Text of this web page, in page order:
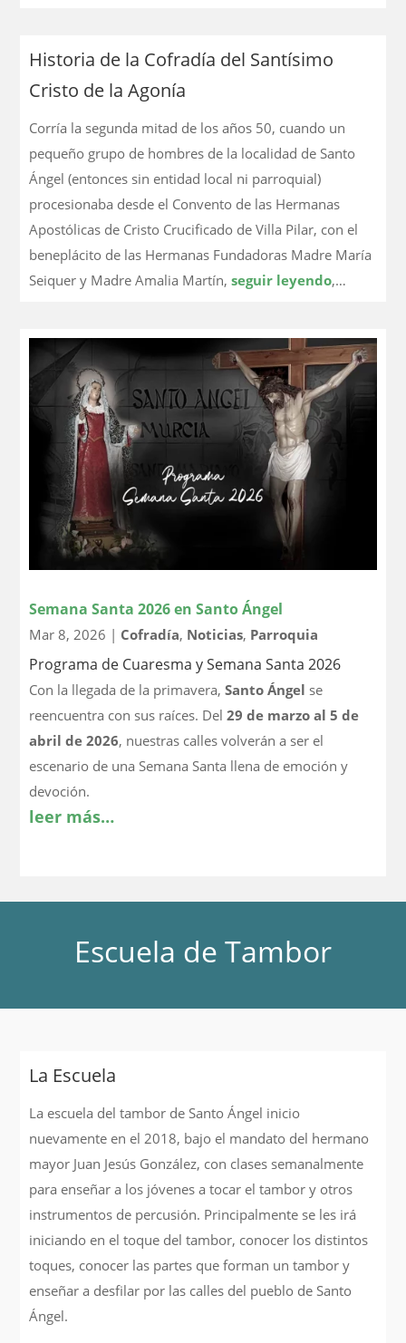
Historia de la Cofradía del Santísimo
Cristo de la Agonía
Corría la segunda mitad de los años 50, cuando un
pequeño grupo de hombres de la localidad de Santo
Ángel (entonces sin entidad local ni parroquial)
procesionaba desde el Convento de las Hermanas
Apostólicas de Cristo Crucificado de Villa Pilar, con el
beneplácito de las Hermanas Fundadoras Madre María
Seiquer y Madre Amalia Martín,seguir leyendo,…
Semana Santa 2026 en Santo Ángel
Mar 8, 2026 | Cofradía, Noticias, Parroquia
Programa de Cuaresma y Semana Santa 2026
Con la llegada de la primavera,Santo Ángel se
reencuentra con sus raíces. Del29 de marzo al 5 de
abril de 2026, nuestras calles volverán a ser el
escenario de una Semana Santa llena de emoción y
devoción.
leer más…
Escuela de Tambor
La Escuela
La escuela del tambor de Santo Ángel inicio
nuevamente en el 2018, bajo el mandato del hermano
mayor Juan Jesús González, con clases semanalmente
para enseñar a los jóvenes a tocar el tambor y otros
instrumentos de percusión. Principalmente se les irá
iniciando en el toque del tambor, conocer los distintos
toques, conocer las partes que forman un tambor y
enseñar a desfilar por las calles del pueblo de Santo
Ángel.